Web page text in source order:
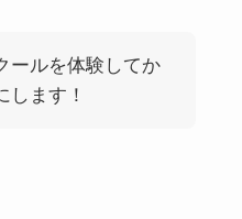
ールを体験してか
します！